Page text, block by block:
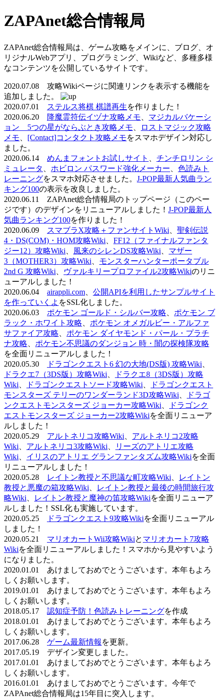
ZAPAnet総合情報局
ZAPAnet総合情報局は、ゲーム攻略をメインに、ブログ、オ
リジナルWebアプリ、プログラミング、Wikiなど、多種多様
なコンテンツを公開しているサイトです。
2020.07.08 攻略Wikiページに関連リンクを表示する機能を
追加しました。
2020.07.01
ステルス将棋 棋譜再生を作りました！
2020.06.20
降魔霊符伝イヅナ攻略メモ
マジカルバケーシ
ョン 5つの星がならぶとき攻略メモ
ロストマジック攻略
メモ
[Contact]コンタクト攻略メモをスマホデザイン対応し
ました。
2020.06.14 めんまフォントお試しサイト
チンチロリン シ
ミュレータ
ホビロン パスワード強化メーカー
色読みト
レーニングをスマホ対応させました。 J-POP最新人気曲ラン
キング100の表示を改良しました。
2020.06.11 ZAPAnet総合情報局のトップページ（このペー
ジです）のデザインをリニューアルしました！ J-POP最新人
気曲ランキング100を作りました！
2020.06.09
スマブラX攻略＋ファンサイトWiki
聖剣伝説
4・DS(COM)・HOM攻略Wiki
FF12（ファイナルファンタ
ジー12）攻略Wiki
風来のシレンDS攻略Wiki
マザー
3（MOTHER3）攻略Wiki
モンスターハンターポータブル
2nd G 攻略Wiki
ヴァルキリープロファイル2攻略Wikiのリニ
ューアルしました！
2020.06.04 airappli.com
公開APIを利用したサンプルサイト
を作っていくよ をSSL化しました。
2020.06.03 ポケモン ゴールド・シルバー攻略
ポケモン ブ
ラック・ホワイト攻略
ポケモン オメガルビー・アルファ
サファイア攻略
ポケモン ダイヤモンド・パール・プラチ
ナ攻略
ポケモン不思議のダンジョン 時・闇の探検隊攻略
を全面リニューアルしました！
2020.05.30
ドラゴンクエスト6 幻の大地(DS版) 攻略Wiki
ドラクエ7（3DS版）攻略Wiki
ドラクエ8（3DS版）攻略
Wiki
ドラゴンクエストソード攻略Wiki
ドラゴンクエスト
モンスターズ テリーのワンダーランド3D攻略Wiki
ドラゴ
ンクエストモンスターズ ジョーカー攻略Wiki
ドラゴンク
エストモンスターズ ジョーカー2攻略Wikiを全面リニューア
ルしました！
2020.05.29 アルトネリコ攻略Wiki
アルトネリコ2攻略
Wiki
アルトネリコ3攻略Wiki
リーズのアトリエ攻略
Wiki
イリスのアトリエ グランファンタズム攻略Wikiを全面
リニューアルしました！
2020.05.28
レイトン教授と不思議な町攻略Wiki
レイトン
教授と悪魔の箱攻略Wiki
レイトン教授と最後の時間旅行攻
略Wiki
レイトン教授と魔神の笛攻略Wikiを全面リニューア
ルしました！SSL化も実施しています。
2020.05.25
ドラゴンクエスト9攻略Wikiを全面リニューアル
しました！
2020.05.21 マリオカートWii攻略Wikiと マリオカート7攻略
Wikiを全面リニューアルしました！スマホから見やすいよう
になりました。
2020.01.01 あけましておめでとうございます。本年もよろ
しくお願いします。
2019.01.01 あけましておめでとうございます。本年もよろ
しくお願いします。
2018.05.17 認知症予防！色読みトレーニングを作成
2018.01.01 あけましておめでとうございます。本年もよろ
しくお願いします。
2017.06.28 ゲーム最新情報 を更新。
2017.05.19 デザイン変更しました。
2017.01.01 あけましておめでとうございます。本年もよろ
しくお願いします。
2016.01.01 あけましておめでとうございます。今年で
ZAPAnet総合情報局は15年目に突入します。